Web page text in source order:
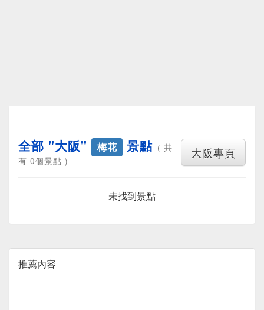
大阪專頁
全部 "大阪" 梅花 景點 ( 共
有 0個景點 )
未找到景點
推薦內容